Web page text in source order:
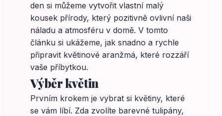
den si můžeme vytvořit vlastní malý
kousek přírody, který pozitivně ovlivní naši
náladu a atmosféru v domě. V tomto
článku si ukážeme, jak snadno a rychle
připravit květinové aranžmá, které rozzáří
vaše příbytkou.
Výběr květin
Prvním krokem je vybrat si květiny, které
se vám líbí. Zda zvolíte barevné tulipány,